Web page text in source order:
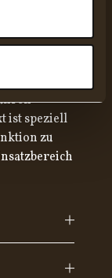
ist speziell
zu